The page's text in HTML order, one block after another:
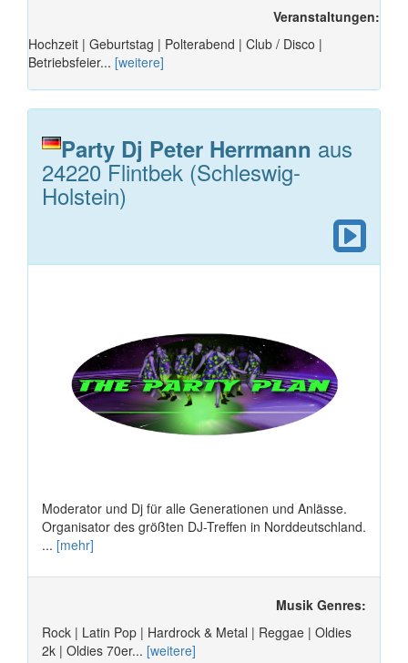
Veranstaltungen:
Hochzeit | Geburtstag | Polterabend | Club / Disco |
Betriebsfeier... [weitere]
Party Dj Peter Herrmann aus
24220 Flintbek (Schleswig-
Holstein)
Moderator und Dj für alle Generationen und Anlässe.
Organisator des größten DJ-Treffen in Norddeutschland.
... [mehr]
Musik Genres:
Rock | Latin Pop | Hardrock & Metal | Reggae | Oldies
2k | Oldies 70er... [weitere]